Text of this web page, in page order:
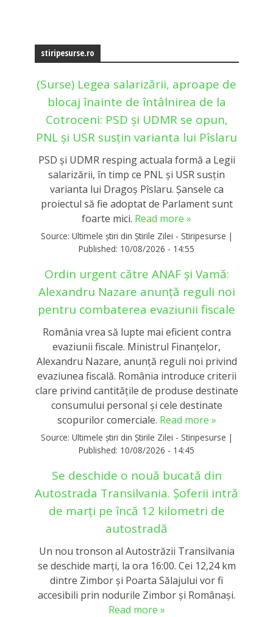
stiripesurse.ro
(Surse) Legea salarizării, aproape de
blocaj înainte de întâlnirea de la
Cotroceni: PSD și UDMR se opun,
PNL și USR susțin varianta lui Pîslaru
PSD și UDMR resping actuala formă a Legii
salarizării, în timp ce PNL și USR susțin
varianta lui Dragoș Pîslaru. Șansele ca
proiectul să fie adoptat de Parlament sunt
foarte mici. Read more »
Source: Ultimele știri din Știrile Zilei - Stiripesurse |
Published: 10/08/2026 - 14:55
Ordin urgent către ANAF și Vamă:
Alexandru Nazare anunță reguli noi
pentru combaterea evaziunii fiscale
România vrea să lupte mai eficient contra
evaziunii fiscale. Ministrul Finanțelor,
Alexandru Nazare, anunță reguli noi privind
evaziunea fiscală. România introduce criterii
clare privind cantitățile de produse destinate
consumului personal și cele destinate
scopurilor comerciale. Read more »
Source: Ultimele știri din Știrile Zilei - Stiripesurse |
Published: 10/08/2026 - 14:45
Se deschide o nouă bucată din
Autostrada Transilvania. Șoferii intră
de marți pe încă 12 kilometri de
autostradă
Un nou tronson al Autostrăzii Transilvania
se deschide marți, la ora 16:00. Cei 12,24 km
dintre Zimbor și Poarta Sălajului vor fi
accesibili prin nodurile Zimbor și Românași.
Read more »